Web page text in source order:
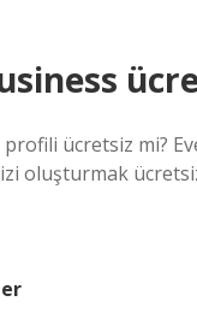
ücretsiz mi?
oluşturmak